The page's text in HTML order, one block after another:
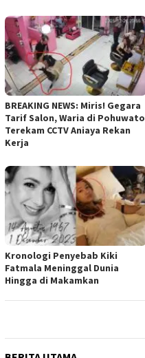
BREAKING NEWS: Miris! Gegara
Tarif Salon, Waria di Pohuwato
Terekam CCTV Aniaya Rekan
Kerja
Kronologi Penyebab Kiki
Fatmala Meninggal Dunia
Hingga di Makamkan